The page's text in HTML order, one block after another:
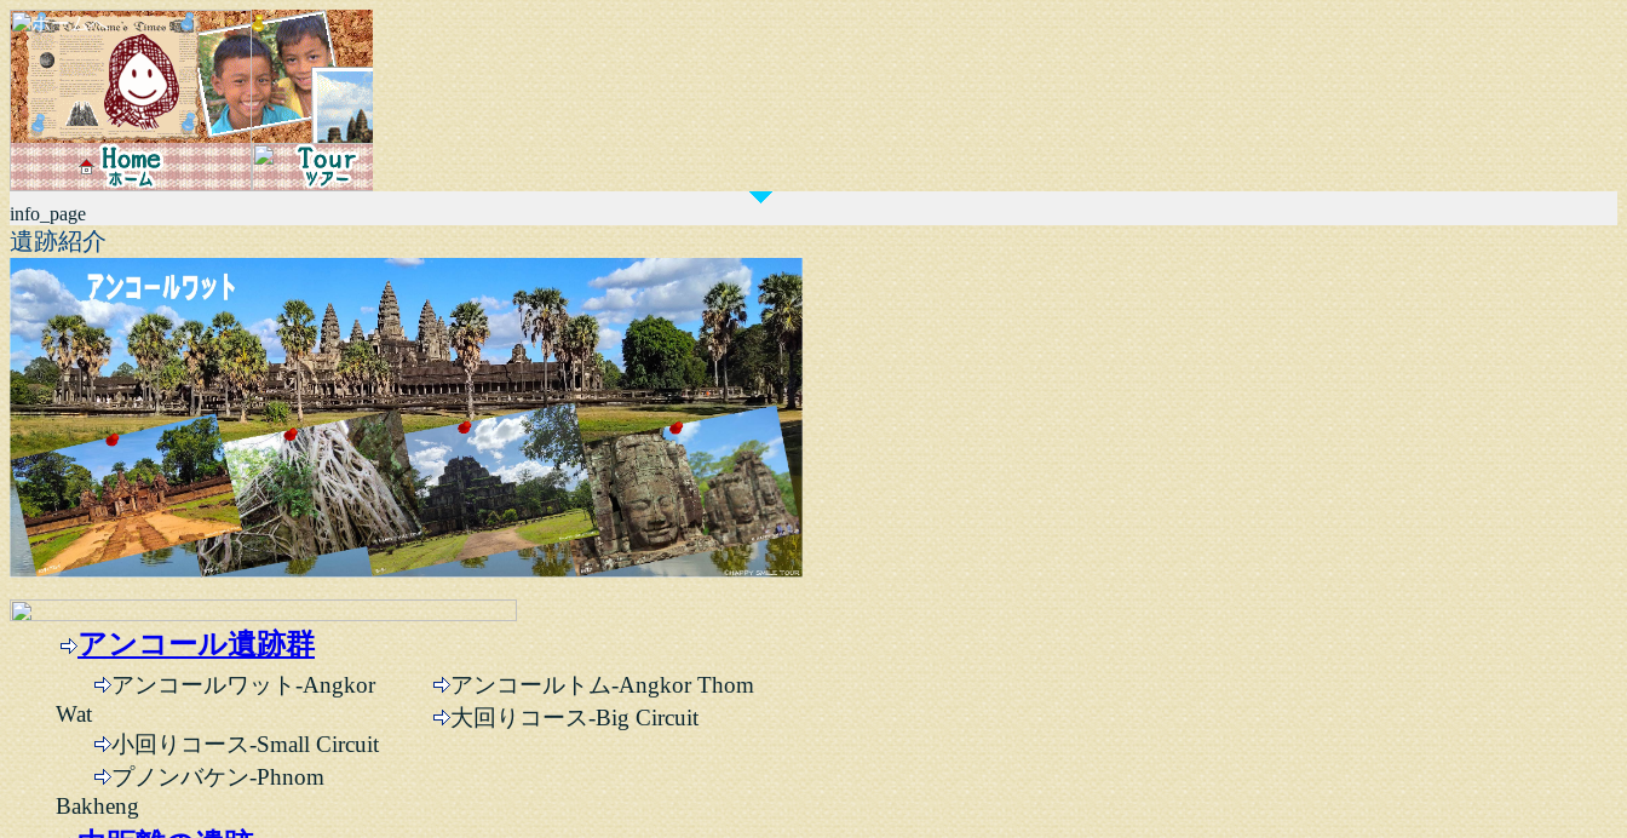
info_page
遺跡紹介
アンコール遺跡群
アンコールワット-Angkor
Wat
小回りコース-Small Circuit
プノンバケン-Phnom
Bakheng
アンコールトム-Angkor Thom
大回りコース-Big Circuit